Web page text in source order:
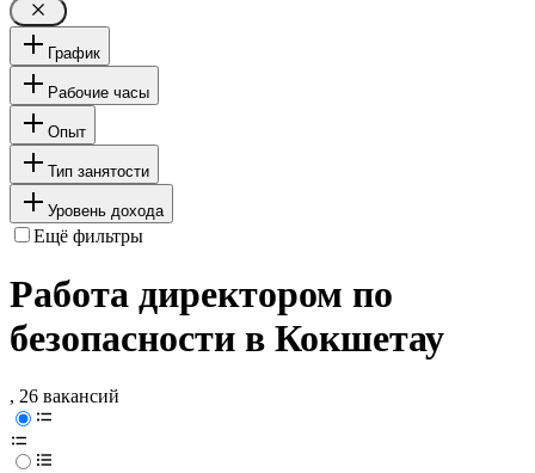
График
Рабочие часы
Опыт
Тип занятости
Уровень дохода
Ещё фильтры
Работа директором по
безопасности в Кокшетау
, 26 вакансий